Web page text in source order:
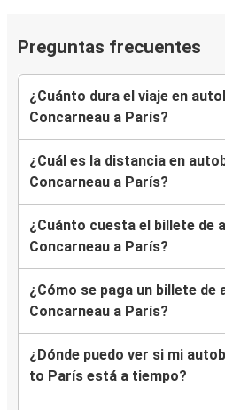
Preguntas frecuentes
¿Cuánto dura el viaje en
Concarneau a París?
¿Cuál es la distancia en
Concarneau a París?
¿Cuánto cuesta el billete de
Concarneau a París?
¿Cómo se paga un billete de
Concarneau a París?
¿Dónde puedo ver si mi
to París está a tiempo?